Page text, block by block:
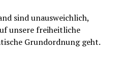
sind unausweichlich,
unsere freiheitliche
Grundordnung geht.